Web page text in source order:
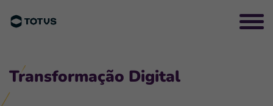
Transformação Digital